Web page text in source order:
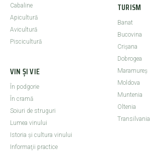
Cabaline
Apicultură
Avicultură
Piscicultură
VIN ȘI VIE
În podgorie
În cramă
Soiuri de struguri
Lumea vinului
Istoria şi cultura vinului
Informaţii practice
TURISM
Banat
Bucovina
Crişana
Dobrogea
Maramureş
Moldova
Muntenia
Oltenia
Transilvania